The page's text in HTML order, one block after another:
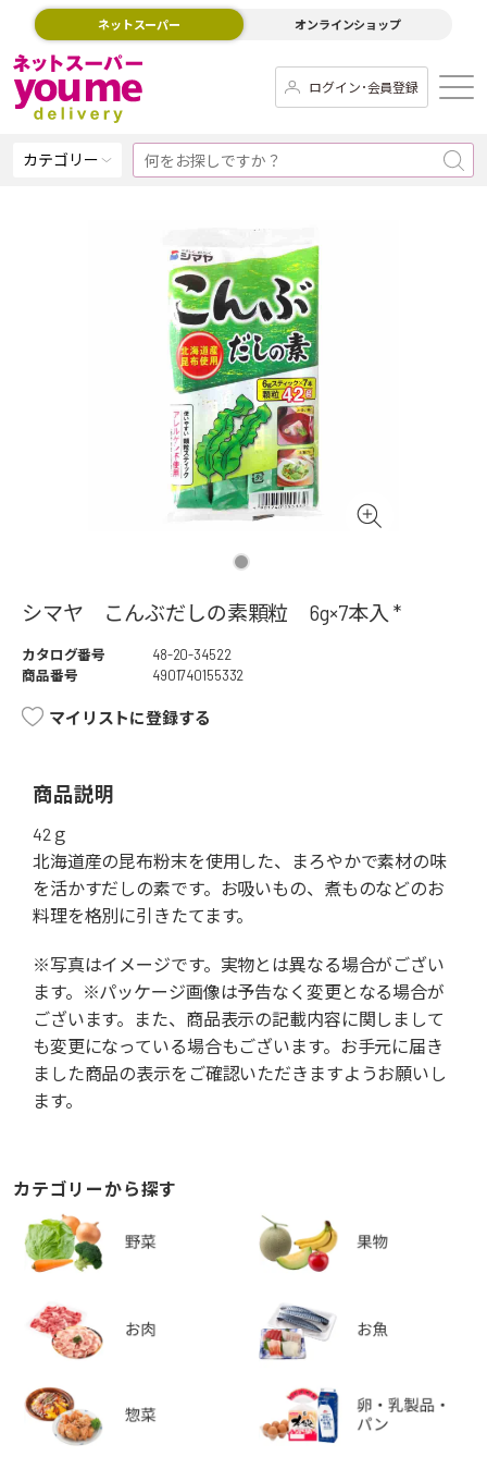
ネットスーパー オンラインショップ
ログイン･会員登録
カテゴリー
シマヤ こんぶだしの素顆粒 6g×7本入 *
カタログ番号
48-20-34522
商品番号
4901740155332
マイリストに登録する
商品説明
42ｇ
北海道産の昆布粉末を使用した、まろやかで素材の味
を活かすだしの素です。お吸いもの、煮ものなどのお
料理を格別に引きたてます。
※写真はイメージです。実物とは異なる場合がござい
ます。※パッケージ画像は予告なく変更となる場合が
ございます。また、商品表示の記載内容に関しまして
も変更になっている場合もございます。お手元に届き
ました商品の表示をご確認いただきますようお願いし
ます。
カテゴリーから探す